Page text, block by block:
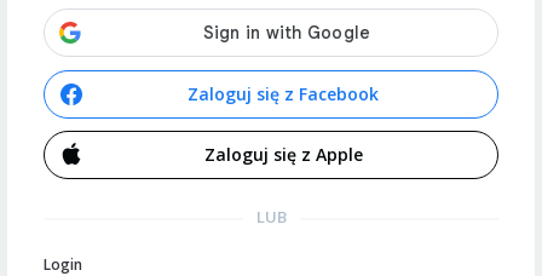
Zaloguj się z Facebook
Zaloguj się z Apple
LUB
Login